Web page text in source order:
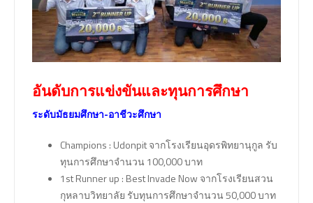
อันดับการแข่งขันและทุนการศึกษา
ระดับมัธยมศึกษา-อาชีวะศึกษา
Champions : Udonpit จากโรงเรียนอุดรพิทยานุกูล รับ
ทุนการศึกษาจำนวน 100,000 บาท
1st Runner up : Best Invade Now จากโรงเรียนสวน
กุหลาบวิทยาลัย รับทุนการศึกษาจำนวน 50,000 บาท